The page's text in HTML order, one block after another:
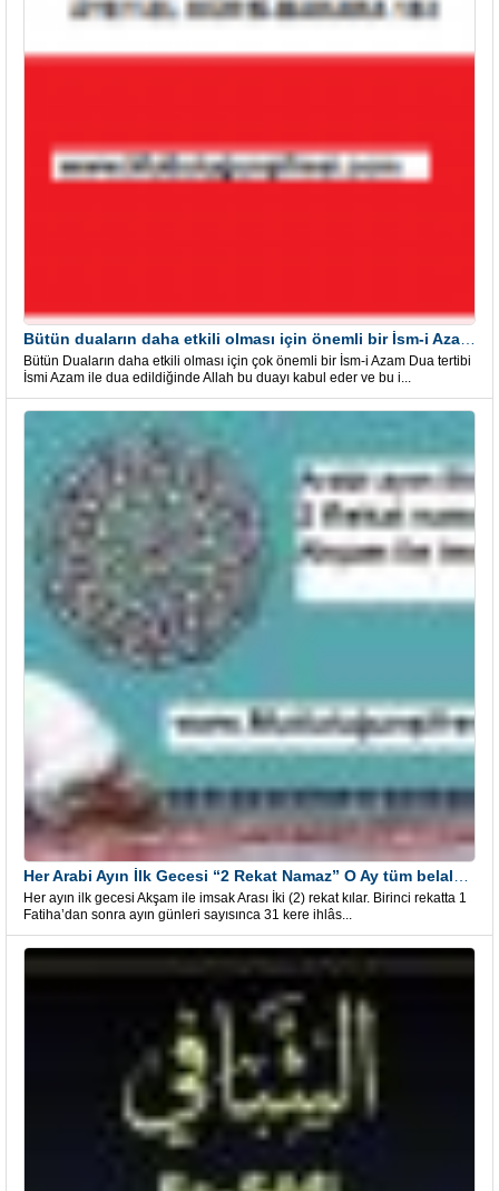
Bütün Duaların daha etkili olması için çok önemli bir İsm-i Azam Dua tertibi
İsmi Azam ile dua edildiğinde Allah bu duayı kabul eder ve bu i...
Her ayın ilk gecesi Akşam ile imsak Arası İki (2) rekat kılar. Birinci rekatta 1
Fatiha’dan sonra ayın günleri sayısınca 31 kere ihlâs...